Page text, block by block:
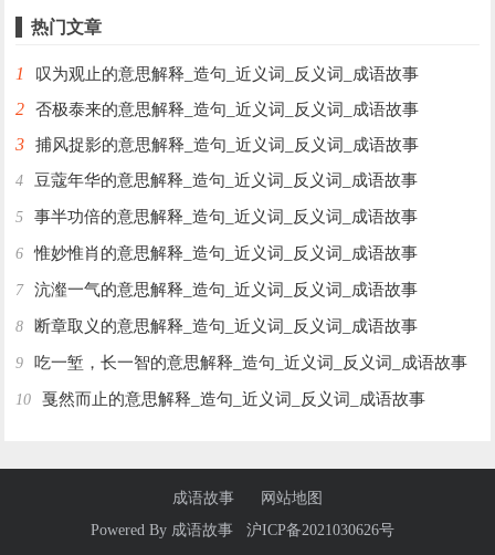
热门文章
1 叹为观止的意思解释_造句_近义词_反义词_成语故事
2 否极泰来的意思解释_造句_近义词_反义词_成语故事
3 捕风捉影的意思解释_造句_近义词_反义词_成语故事
4 豆蔻年华的意思解释_造句_近义词_反义词_成语故事
5 事半功倍的意思解释_造句_近义词_反义词_成语故事
6 惟妙惟肖的意思解释_造句_近义词_反义词_成语故事
7 沆瀣一气的意思解释_造句_近义词_反义词_成语故事
8 断章取义的意思解释_造句_近义词_反义词_成语故事
9 吃一堑，长一智的意思解释_造句_近义词_反义词_成语故事
10 戛然而止的意思解释_造句_近义词_反义词_成语故事
成语故事
网站地图
Powered By 成语故事 沪ICP备2021030626号